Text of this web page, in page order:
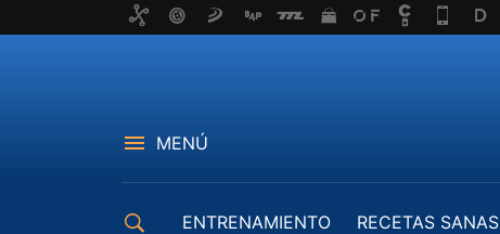
MENÚ
ENTRENAMIENTO RECETAS SANAS